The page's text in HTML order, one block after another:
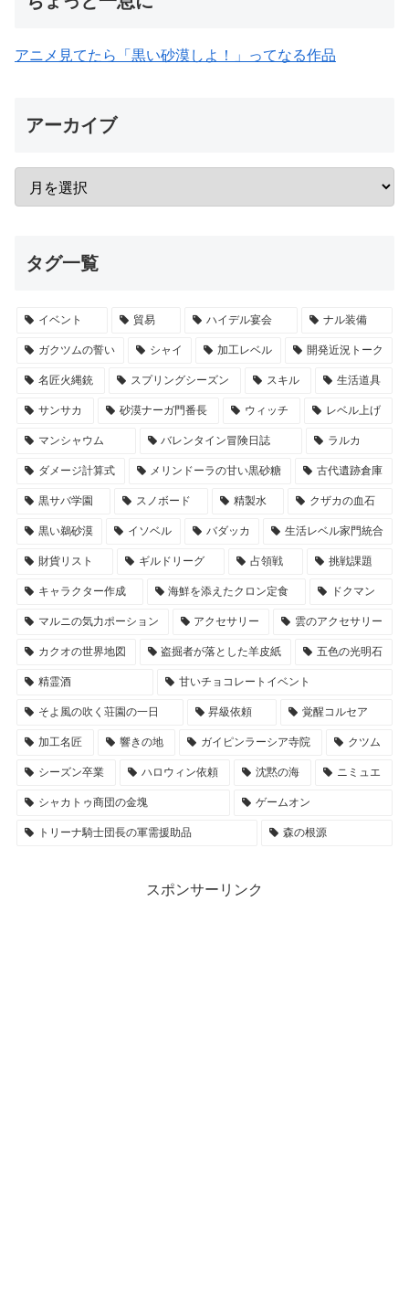
アニメ見てたら「黒い砂漠しよ！」ってなる作品
アーカイブ
タグ一覧
イベント 貿易 ハイデル宴会 ナル装備
ガクツムの誓い シャイ 加工レベル 開発近況トーク
名匠火縄銃 スプリングシーズン スキル 生活道具
サンサカ 砂漠ナーガ門番長 ウィッチ レベル上げ
マンシャウム バレンタイン冒険日誌 ラルカ
ダメージ計算式 メリンドーラの甘い黒砂糖 古代遺跡倉庫
黒サバ学園 スノボード 精製水 クザカの血石
黒い鵜砂漠 イソベル バダッカ 生活レベル家門統合
財貨リスト ギルドリーグ 占領戦 挑戦課題
キャラクター作成 海鮮を添えたクロン定食 ドクマン
マルニの気力ポーション アクセサリー 雲のアクセサリー
カクオの世界地図 盗掘者が落とした羊皮紙 五色の光明石
精霊酒 甘いチョコレートイベント
そよ風の吹く荘園の一日 昇級依頼 覚醒コルセア
加工名匠 響きの地 ガイピンラーシア寺院 クツム
シーズン卒業 ハロウィン依頼 沈黙の海 ニミュエ
シャカトゥ商団の金塊 ゲームオン
トリーナ騎士団長の軍需援助品 森の根源
スポンサーリンク